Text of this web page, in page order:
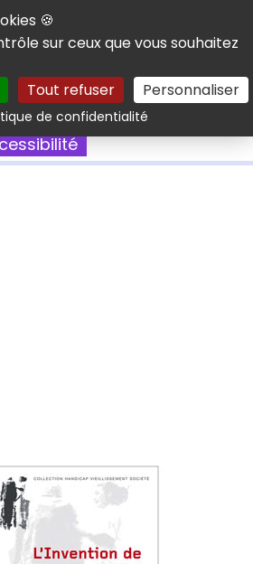
cookies
🍪
sur ceux que vous souhaitez
Tout refuser Personnaliser
de confidentialitéRechercher